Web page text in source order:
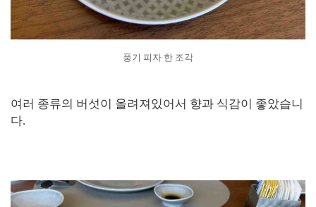
풍기 피자 한 조각
여러 종류의 버섯이 올려져있어서 향과 식감이 좋았습니
다.